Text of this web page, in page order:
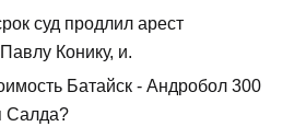
суд продлил арест
Конику, и.
Батайск - Андробол 300
Салда?